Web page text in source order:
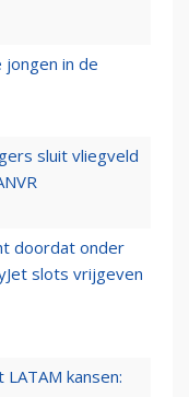
jongen in de
sluit vliegveld
doordat onder
slots vrijgeven
kansen: